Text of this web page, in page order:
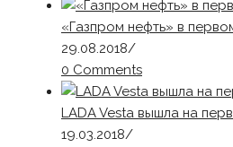
«Газпром нефть» в
29.08.2018/
0 Comments
LADA Vesta вышла на
19.03.2018/